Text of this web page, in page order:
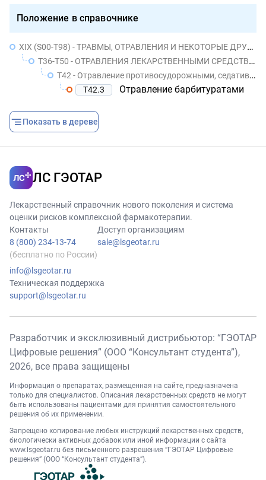
Положение в справочнике
XIX (S00-T98) - ТРАВМЫ, ОТРАВЛЕНИЯ И НЕКОТОРЫЕ ДРУГИЕ ПОСЛЕДСТВИЯ ВОЗДЕЙСТВИЯ ВНЕШНИХ ПРИЧИН
T36-T50 - ОТРАВЛЕНИЯ ЛЕКАРСТВЕННЫМИ СРЕДСТВАМИ, МЕДИКАМЕНТАМИ И БИОЛОГИЧЕСКИМИ ВЕЩЕСТВАМИ
T42 - Отравление противосудорожными, седативными, снотворными и противопаркинсоническими средствами
T42.3
Отравление барбитуратами
Показать в дереве
ЛС ГЭОТАР
Лекарственный справочник нового поколения и система
оценки рисков комплексной фармакотерапии.
Контакты
8 (800) 234-13-74
(бесплатно по России)
info@lsgeotar.ru
Доступ организациям
sale@lsgeotar.ru
Техническая поддержка
support@lsgeotar.ru
Разработчик и эксклюзивный дистрибьютор: “ГЭОТАР
Цифровые решения” (ООО “Консультант студента”),
2026, все права защищены
Информация о препаратах, размещенная на сайте, предназначена
только для специалистов. Описания лекарственных средств не могут
быть использованы пациентами для принятия самостоятельного
решения об их применении.
Запрещено копирование любых инструкций лекарственных средств,
биологически активных добавок или иной информации с сайта
www.lsgeotar.ru без письменного разрешения “ГЭОТАР Цифровые
решения” (ООО “Консультант студента”).